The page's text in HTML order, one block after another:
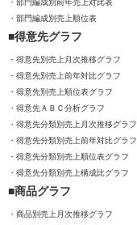
部門編成別前年売上対比表
部門編成別売上順位表
得意先グラフ
得意先別売上月次推移グラフ
得意先別売上前年対比グラフ
得意先別売上順位表グラフ
得意先ＡＢＣ分析グラフ
得意先分類別売上月次推移グラフ
得意先分類別売上前年対比グラフ
得意先分類別売上順位表グラフ
得意先分類別売上構成比グラフ
商品グラフ
商品別売上月次推移グラフ